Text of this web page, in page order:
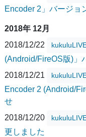
Encoder 2」バージョ
2018年 12月
2018/12/22
(Android/FireOS版)」
2018/12/21
Encoder 2 (Android/
せ
2018/12/20
更しました